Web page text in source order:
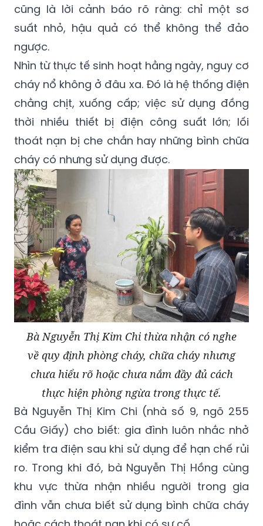
cũng là lời cảnh báo rõ ràng: chỉ một sơ
suất nhỏ, hậu quả có thể không thể đảo
ngược.
Nhìn từ thực tế sinh hoạt hằng ngày, nguy cơ
cháy nổ không ở đâu xa. Đó là hệ thống điện
chằng chịt, xuống cấp; việc sử dụng đồng
thời nhiều thiết bị điện công suất lớn; lối
thoát nạn bị che chắn hay những bình chữa
cháy có nhưng sử dụng được.
Bà Nguyễn Thị Kim Chi thừa nhận có nghe
về quy định phòng cháy, chữa cháy nhưng
chưa hiểu rõ hoặc chưa nắm đầy đủ cách
thực hiện phòng ngừa trong thực tế.
Bà Nguyễn Thị Kim Chi (nhà số 9, ngõ 255
Cầu Giấy) cho biết: gia đình luôn nhắc nhở
kiểm tra điện sau khi sử dụng để hạn chế rủi
ro. Trong khi đó, bà Nguyễn Thị Hồng cùng
khu vực thừa nhận nhiều người trong gia
đình vẫn chưa biết sử dụng bình chữa cháy